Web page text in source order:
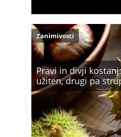
Pravi in divji
užiten, drugi pa
Zanimivosti